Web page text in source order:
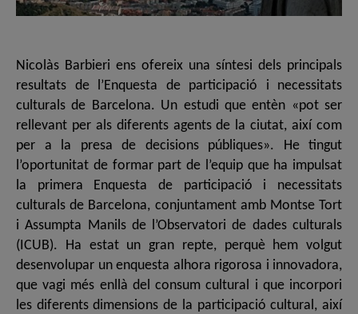
Nicolàs Barbieri ens ofereix una síntesi dels principals
resultats de l’Enquesta de participació i necessitats
culturals de Barcelona. Un estudi que entèn «pot ser
rellevant per als diferents agents de la ciutat, així com
per a la presa de decisions públiques». He tingut
l’oportunitat de formar part de l’equip que ha impulsat
la primera Enquesta de participació i necessitats
culturals de Barcelona, conjuntament amb Montse Tort
i Assumpta Manils de l’Observatori de dades culturals
(ICUB). Ha estat un gran repte, perquè hem volgut
desenvolupar un enquesta alhora rigorosa i innovadora,
que vagi més enllà del consum cultural i que incorpori
les diferents dimensions de la participació cultural, així